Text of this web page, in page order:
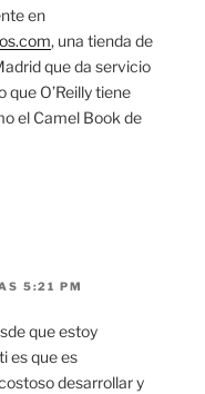
en
, una tienda de
que da servicio
que O’Reilly tiene
el Camel Book de
5:21 PM
que estoy
es que es
desarrollar y